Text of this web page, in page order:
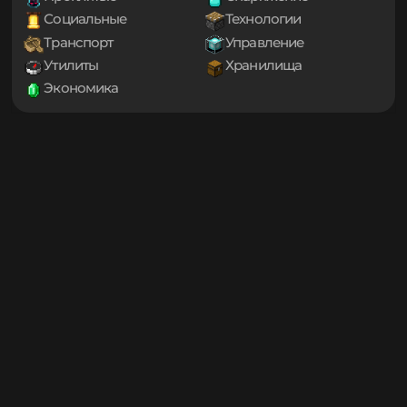
1.20.1
1.20
1.19.4
1.19.3
1.19.2
1.19.1
Декорации Еда
Игровые механики
Магия